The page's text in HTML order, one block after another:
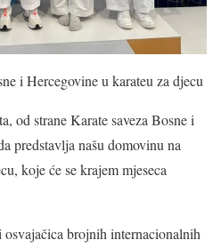
i Hercegovine u karateu za djecu
od strane Karate saveza Bosne i
predstavlja našu domovinu na
koje će se krajem mjeseca
brojnih internacionalnih